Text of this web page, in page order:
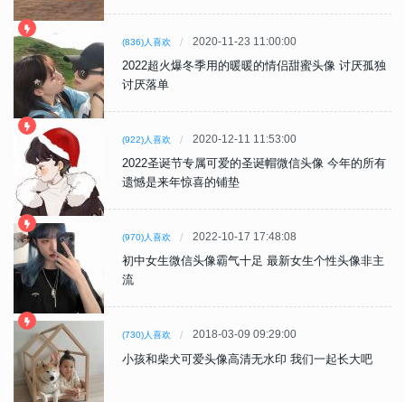
(836)人喜欢 2020-11-23 11:00:00
2022超火爆冬季用的暖暖的情侣甜蜜头像 讨厌孤独
讨厌落单
(922)人喜欢 2020-12-11 11:53:00
2022圣诞节专属可爱的圣诞帽微信头像 今年的所有
遗憾是来年惊喜的铺垫
(970)人喜欢 2022-10-17 17:48:08
初中女生微信头像霸气十足 最新女生个性头像非主
流
(730)人喜欢 2018-03-09 09:29:00
小孩和柴犬可爱头像高清无水印 我们一起长大吧